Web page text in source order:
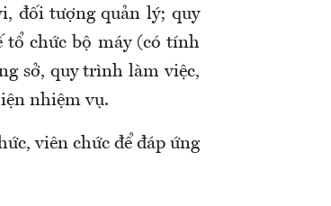
đối tượng quản lý; quy
tổ chức bộ máy (có tính
sở, quy trình làm việc,
nhiệm vụ.
viên chức để đáp ứng